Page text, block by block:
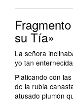
su Tía»
La señora
yo tan
Platicando con
de la rubia
atusado plumón